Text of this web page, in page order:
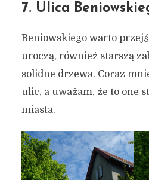
7. Ulica
Beniowskiego warto
uroczą, również starszą
solidne drzewa. Coraz
ulic, a uważam, że to one
miasta.